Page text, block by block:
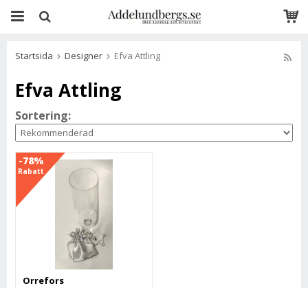
Startsida Designer Efva Attling
Efva Attling
Sortering:
-78%
Rabatt
Orrefors